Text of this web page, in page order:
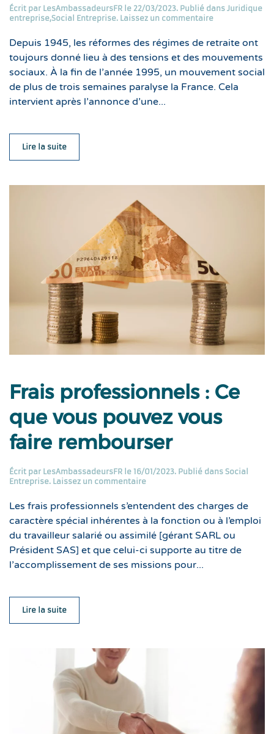
Écrit par LesAmbassadeursFR le 22/03/2023. Publié dans Juridique
entreprise,Social Entreprise. Laissez un commentaire
Depuis 1945, les réformes des régimes de retraite ont
toujours donné lieu à des tensions et des mouvements
sociaux. À la fin de l’année 1995, un mouvement social
de plus de trois semaines paralyse la France. Cela
intervient après l’annonce d’une...
Lire la suite
Frais professionnels : Ce
que vous pouvez vous
faire rembourser
Écrit par LesAmbassadeursFR le 16/01/2023. Publié dans Social
Entreprise. Laissez un commentaire
Les frais professionnels s’entendent des charges de
caractère spécial inhérentes à la fonction ou à l’emploi
du travailleur salarié ou assimilé [gérant SARL ou
Président SAS] et que celui-ci supporte au titre de
l’accomplissement de ses missions pour...
Lire la suite